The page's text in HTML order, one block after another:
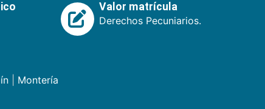
Valor matrícula
Derechos Pecuniarios.
| Montería